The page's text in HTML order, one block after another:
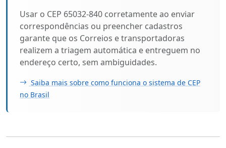
Usar o CEP 65032-840 corretamente ao enviar
correspondências ou preencher cadastros
garante que os Correios e transportadoras
realizem a triagem automática e entreguem no
endereço certo, sem ambiguidades.
Saiba mais sobre como funciona o sistema de CEP
no Brasil